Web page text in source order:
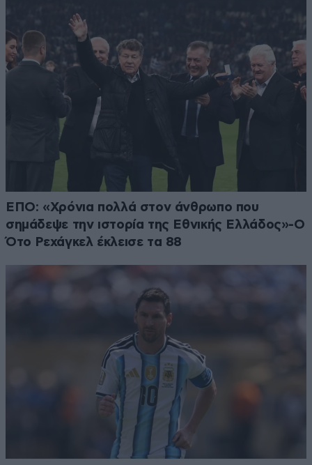
ΕΠΟ: «Χρόνια πολλά στον άνθρωπο που
σημάδεψε την ιστορία της Εθνικής Ελλάδος»-Ο
Ότο Ρεχάγκελ έκλεισε τα 88